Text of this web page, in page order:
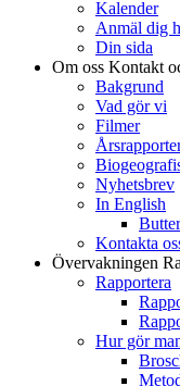
Kalender
Anmäl dig
Din sida
Om oss Kontakt
Bakgrund
Vad gör vi
Filmer
Nyhetsbrev
In English
Kontakta
Övervakningen
Rapportera
Hur gör